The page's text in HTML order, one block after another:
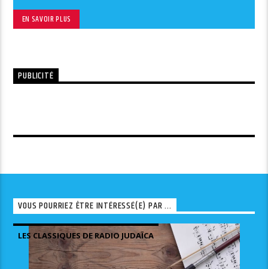
EN SAVOIR PLUS
PUBLICITÉ
VOUS POURRIEZ ÊTRE INTÉRESSÉ(E) PAR ...
LES CLASSIQUES DE RADIO JUDAÏCA